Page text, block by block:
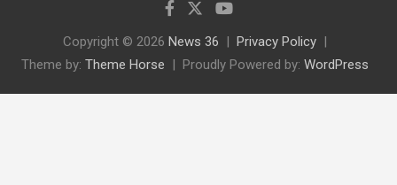
Copyright © 2026 News 36
Privacy Policy
Theme by: Theme Horse Proudly Powered by: WordPress